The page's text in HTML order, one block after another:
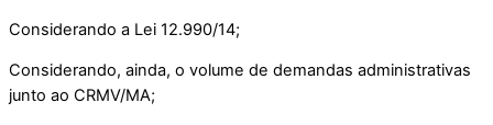
Considerando a Lei 12.990/14;
Considerando, ainda, o volume de demandas administrativas
junto ao CRMV/MA;